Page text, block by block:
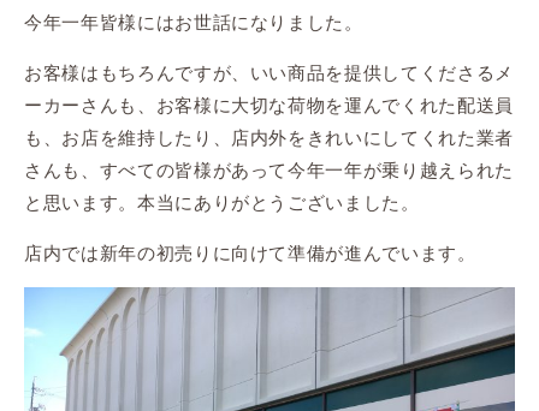
今年一年皆様にはお世話になりました。
お客様はもちろんですが、いい商品を提供してくださるメ
ーカーさんも、お客様に大切な荷物を運んでくれた配送員
も、お店を維持したり、店内外をきれいにしてくれた業者
さんも、すべての皆様があって今年一年が乗り越えられた
と思います。本当にありがとうございました。
店内では新年の初売りに向けて準備が進んでいます。